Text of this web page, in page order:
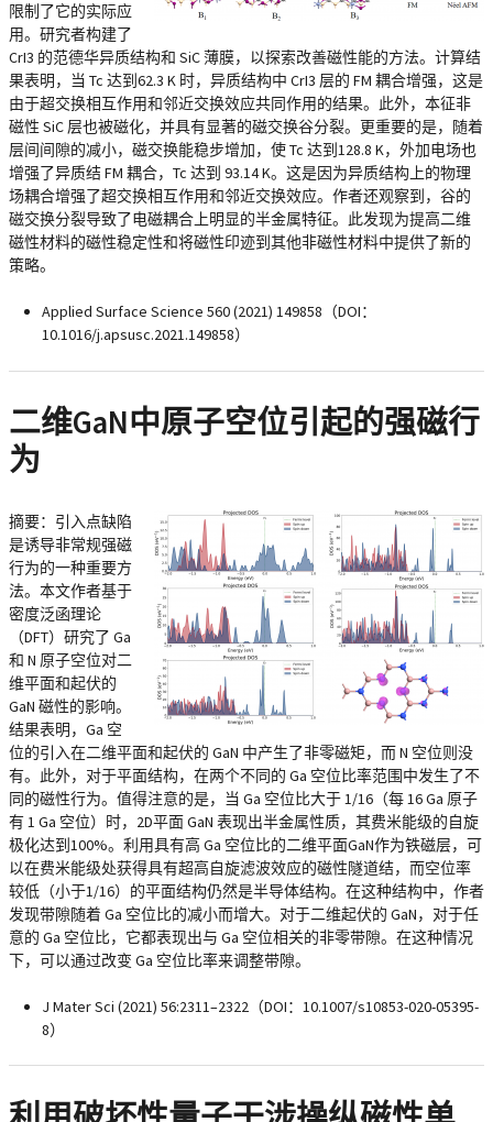
限制了它的实际应
用。研究者构建了
CrI3 的范德华异质结构和 SiC 薄膜，以探索改善磁性能的方法。计算结
果表明，当 Tc 达到62.3 K 时，异质结构中 CrI3 层的 FM 耦合增强，这是
由于超交换相互作用和邻近交换效应共同作用的结果。此外，本征非
磁性 SiC 层也被磁化，并具有显著的磁交换谷分裂。更重要的是，随着
层间间隙的减小，磁交换能稳步增加，使 Tc 达到128.8 K，外加电场也
增强了异质结 FM 耦合，Tc 达到 93.14 K。这是因为异质结构上的物理
场耦合增强了超交换相互作用和邻近交换效应。作者还观察到，谷的
磁交换分裂导致了电磁耦合上明显的半金属特征。此发现为提高二维
磁性材料的磁性稳定性和将磁性印迹到其他非磁性材料中提供了新的
策略。
Applied Surface Science 560 (2021) 149858（DOI：
10.1016/j.apsusc.2021.149858）
二维GaN中原子空位引起的强磁行
为
摘要： 引入点缺陷
是诱导非常规强磁
行为的一种重要方
法。本文作者基于
密度泛函理论
（DFT）研究了 Ga
和 N 原子空位对二
维平面和起伏的
GaN 磁性的影响。
结果表明，Ga 空
位的引入在二维平面和起伏的 GaN 中产生了非零磁矩，而 N 空位则没
有。此外，对于平面结构，在两个不同的 Ga 空位比率范围中发生了不
同的磁性行为。值得注意的是，当 Ga 空位比大于 1/16（每 16 Ga 原子
有 1 Ga 空位）时，2D平面 GaN 表现出半金属性质，其费米能级的自旋
极化达到100%。利用具有高 Ga 空位比的二维平面GaN作为铁磁层，可
以在费米能级处获得具有超高自旋滤波效应的磁性隧道结，而空位率
较低（小于1/16）的平面结构仍然是半导体结构。在这种结构中，作者
发现带隙随着 Ga 空位比的减小而增大。对于二维起伏的 GaN，对于任
意的 Ga 空位比，它都表现出与 Ga 空位相关的非零带隙。在这种情况
下，可以通过改变 Ga 空位比率来调整带隙。
J Mater Sci (2021) 56:2311–2322（DOI：10.1007/s10853-020-05395-
8）